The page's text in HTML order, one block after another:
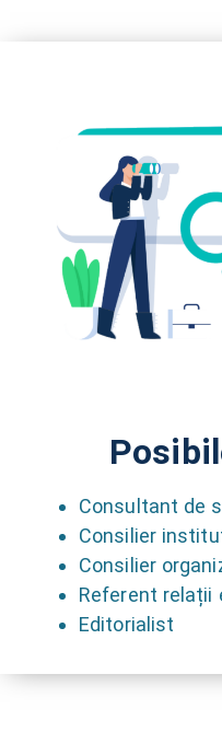
Consultant de
Consilier
Consilier
Referent relații
Editorialist